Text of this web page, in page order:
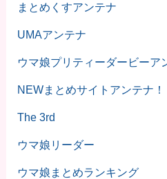
まとめくすアンテナ
UMAアンテナ
ウマ娘プリティーダービーア
NEWまとめサイトアンテナ！
The 3rd
ウマ娘リーダー
ウマ娘まとめランキング